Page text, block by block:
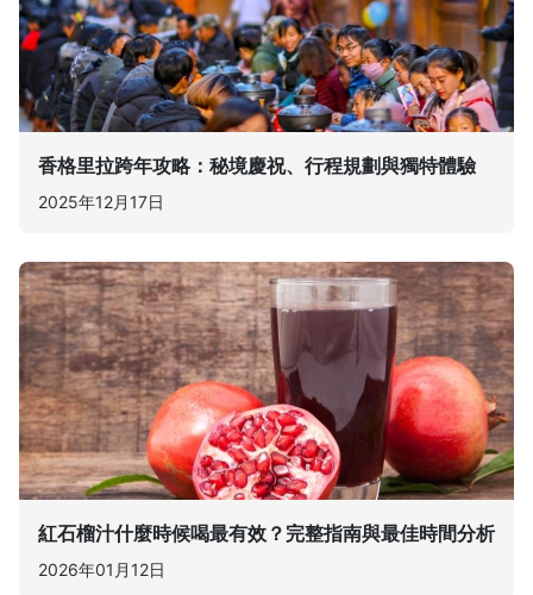
香格里拉跨年攻略：秘境慶祝、行程規劃與獨特體驗
2025年12月17日
紅石榴汁什麼時候喝最有效？完整指南與最佳時間分析
2026年01月12日